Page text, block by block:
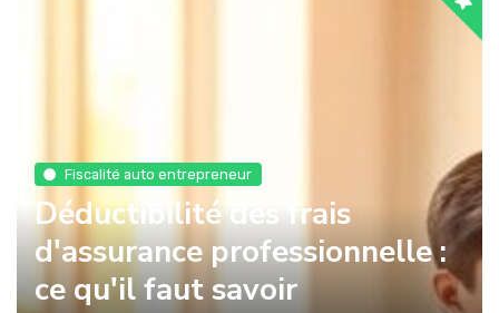
Fiscalité auto entrepreneur
Déductibilité des frais
d'assurance professionnelle :
ce qu'il faut savoir